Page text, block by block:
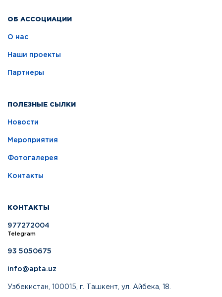
ОБ АССОЦИАЦИИ
О нас
Наши проекты
Партнеры
ПОЛЕЗНЫЕ СЫЛКИ
Новости
Мероприятия
Фотогалерея
Контакты
КОНТАКТЫ
977272004
Telegram
93 5050675
info@apta.uz
Узбекистан, 100015, г. Ташкент, ул. Айбека, 18.